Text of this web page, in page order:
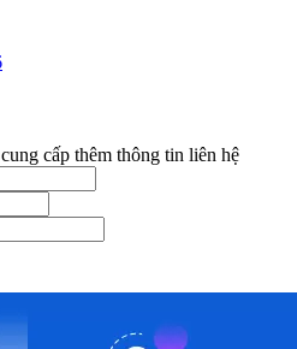
cấp thêm thông tin liên hệ